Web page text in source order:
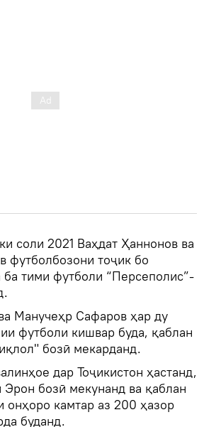
соли 2021 Ваҳдат Ҳаннонов ва
футболбозони тоҷик бо
ба тими футболи “Персеполис”-
Манучеҳр Сафаров ҳар ду
футболи кишвар буда, қаблан
бозӣ мекарданд.
дар Тоҷикистон ҳастанд,
Эрон бозӣ мекунанд ва қаблан
онҳоро камтар аз 200 ҳазор
буданд.